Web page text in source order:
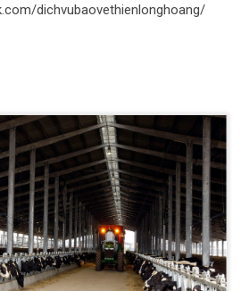
dichvubaovethienlonghoang/